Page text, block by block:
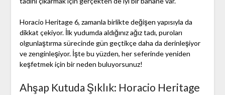
Horacio Heritage 6, zamanla birlikte değişen yapısıyla da
dikkat çekiyor. İlk yudumda aldığınız ağız tadı, puroları
olgunlaştırma sürecinde gün geçtikçe daha da derinleşiyor
ve zenginleşiyor. İşte bu yüzden, her seferinde yeniden
keşfetmek için bir neden buluyorsunuz!
Ahşap Kutuda Şıklık: Horacio Heritage